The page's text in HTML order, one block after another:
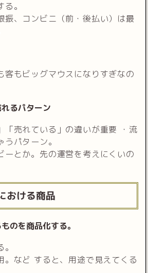
。
振、コンビニ（前・後払い）は最
客もビッグマウスになりすぎなの
るパターン
「売れている」の違いが重要 ・流
パターン。
ーとか。先の運営を考えにくいの
おける商品
のを商品化する。
。など すると、用途で見えてくる